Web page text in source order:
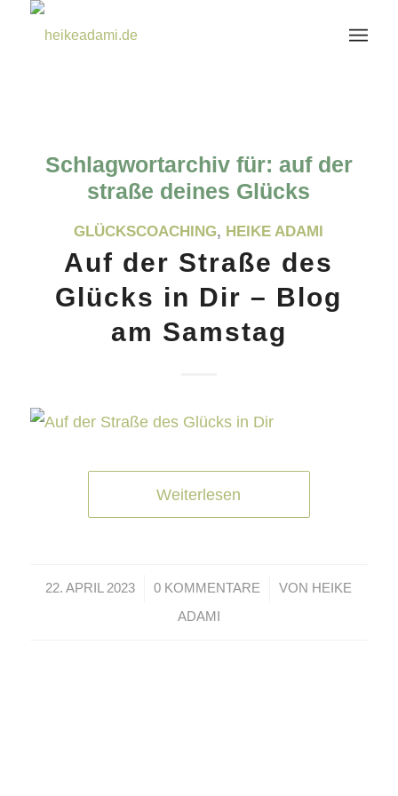
Schlagwortarchiv für: auf der
straße deines Glücks
GLÜCKSCOACHING, HEIKE ADAMI
Auf der Straße des
Glücks in Dir – Blog
am Samstag
Weiterlesen
22. APRIL 2023
/ 0 KOMMENTARE
/ VON HEIKE
ADAMI